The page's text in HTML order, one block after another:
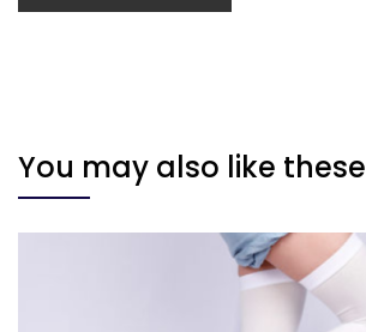
You may also like these